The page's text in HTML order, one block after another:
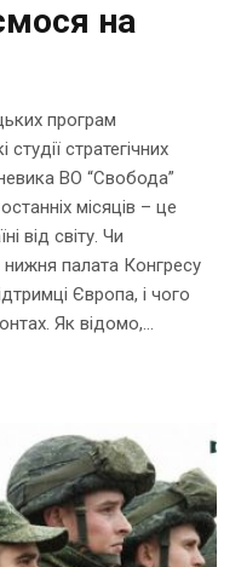
на
програм
стратегічних
ВО “Cвобода”
місяців – це
від світу. Чи
нижня палата Конгресу
Європа, і чого
Як відомо,...